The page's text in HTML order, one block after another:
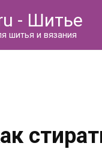
- Шитье
шитья и вязания